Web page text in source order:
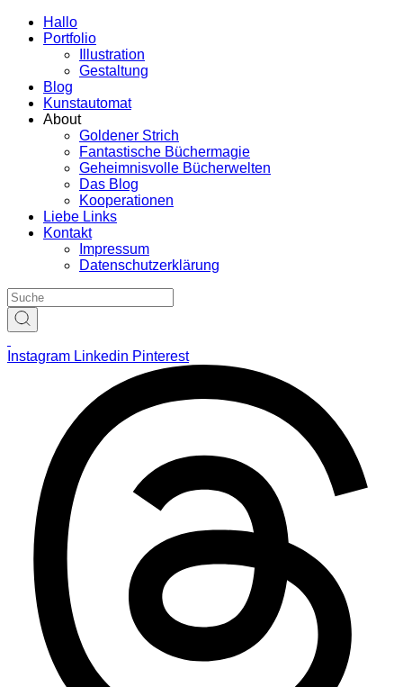
Hallo
Portfolio
Illustration
Gestaltung
Blog
Kunstautomat
About
Goldener Strich
Fantastische Büchermagie
Geheimnisvolle Bücherwelten
Das Blog
Kooperationen
Liebe Links
Kontakt
Impressum
Datenschutzerklärung
Instagram Linkedin Pinterest